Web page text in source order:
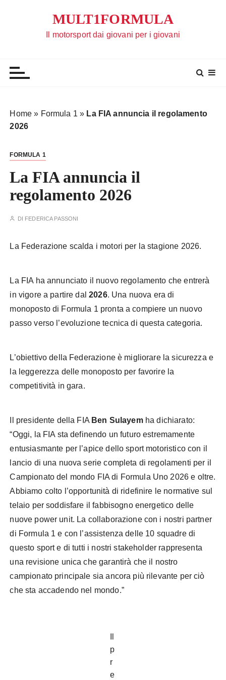
MULT1FORMULA
Il motorsport dai giovani per i giovani
Home » Formula 1 » La FIA annuncia il regolamento
2026
FORMULA 1
La FIA annuncia il
regolamento 2026
DI FEDERICA PASSONI
La Federazione scalda i motori per la stagione 2026.
La FIA ha annunciato il nuovo regolamento che entrerà
in vigore a partire dal2026. Una nuova era di
monoposto di Formula 1 pronta a compiere un nuovo
passo verso l’evoluzione tecnica di questa categoria.
L’obiettivo della Federazione è migliorare la sicurezza e
la leggerezza delle monoposto per favorire la
competitività in gara.
Il presidente della FIA Ben Sulayem ha dichiarato:
“Oggi, la FIA sta definendo un futuro estremamente
entusiasmante per l’apice dello sport motoristico con il
lancio di una nuova serie completa di regolamenti per il
Campionato del mondo FIA di Formula Uno 2026 e oltre.
Abbiamo colto l’opportunità di ridefinire le normative sul
telaio per soddisfare il fabbisogno energetico delle
nuove power unit. La collaborazione con i nostri partner
di Formula 1 e con l’assistenza delle 10 squadre di
questo sport e di tutti i nostri stakeholder rappresenta
una revisione unica che garantirà che il nostro
campionato principale sia ancora più rilevante per ciò
che sta accadendo nel mondo.”
p
r
e